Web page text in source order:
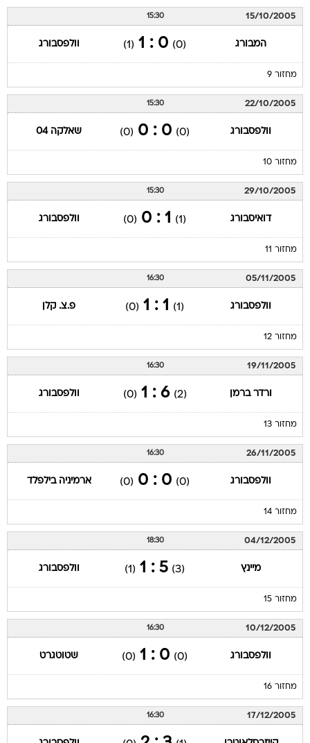
15/10/2005
15:30
המבורג (0)
0 : 1
(1) וולפסבורג
מחזור 9
22/10/2005
15:30
וולפסבורג (0)
0 : 0
(0) שאלקה 04
מחזור 10
29/10/2005
15:30
דואיסבורג (1)
1 : 0
(0) וולפסבורג
מחזור 11
05/11/2005
16:30
וולפסבורג (1)
1 : 1
(0) פ.צ. קלן
מחזור 12
19/11/2005
16:30
ורדר ברמן (2)
6 : 1
(0) וולפסבורג
מחזור 13
26/11/2005
16:30
וולפסבורג (0)
0 : 0
(0) ארמיניה בילפלד
מחזור 14
04/12/2005
18:30
מיינץ (3)
5 : 1
(1) וולפסבורג
מחזור 15
10/12/2005
16:30
וולפסבורג (0)
0 : 1
(0) שטוטגרט
מחזור 16
17/12/2005
16:30